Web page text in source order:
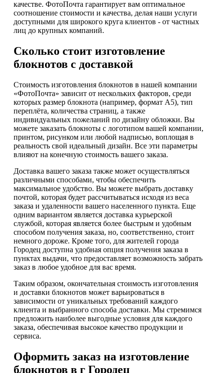
качестве. ФотоПочта гарантирует вам оптимальное
соотношение стоимости и качества, делая наши услуги
доступными для широкого круга клиентов - от частных
лиц до крупных компаний.
Сколько стоит изготовление
блокнотов с доставкой
Стоимость изготовления блокнотов в нашей компании
«ФотоПочта» зависит от нескольких факторов, среди
которых размер блокнота (например, формат А5), тип
переплёта, количества страниц, а также
индивидуальных пожеланий по дизайну обложки. Вы
можете заказать блокноты с логотипом вашей компании,
принтом, рисунком или любой надписью, воплощая в
реальность свой идеальный дизайн. Все эти параметры
влияют на конечную стоимость вашего заказа.
Доставка вашего заказа также может осуществляться
различными способами, чтобы обеспечить
максимальное удобство. Вы можете выбрать доставку
почтой, которая будет рассчитываться исходя из веса
заказа и удаленности вашего населенного пункта. Еще
одним вариантом является доставка курьерской
службой, которая является более быстрым и удобным
способом получения заказа, но, соответственно, стоит
немного дороже. Кроме того, для жителей города
Городец доступна удобная опция получения заказа в
пунктах выдачи, что предоставляет возможность забрать
заказ в любое удобное для вас время.
Таким образом, окончательная стоимость изготовления
и доставки блокнотов может варьироваться в
зависимости от уникальных требований каждого
клиента и выбранного способа доставки. Мы стремимся
предложить наиболее выгодные условия для каждого
заказа, обеспечивая высокое качество продукции и
сервиса.
Оформить заказ на изготовление
блокнотов в г Городец